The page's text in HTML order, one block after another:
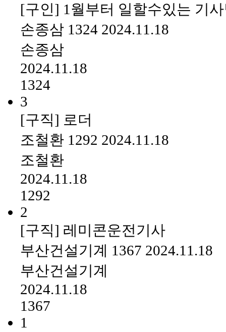
[구인] 1월부터 일할수있는 기
손종삼 1324 2024.11.18
손종삼
2024.11.18
1324
3
[구직] 로더
조철환 1292 2024.11.18
조철환
2024.11.18
1292
2
[구직] 레미콘운전기사
부산건설기계 1367 2024.11.18
부산건설기계
2024.11.18
1367
1